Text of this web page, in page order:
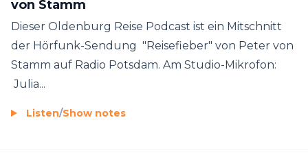
von Stamm
Dieser Oldenburg Reise Podcast ist ein Mitschnitt
der Hörfunk-Sendung "Reisefieber" von Peter von
Stamm auf Radio Potsdam. Am Studio-Mikrofon:
Julia...
Listen/Show notes